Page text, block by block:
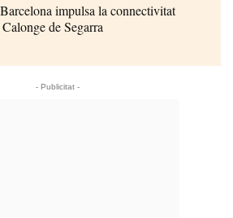
impulsa la connectivitat
de Segarra
- Publicitat -